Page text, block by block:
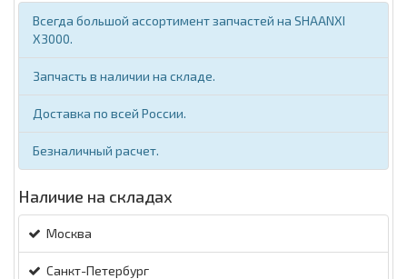
Всегда большой ассортимент запчастей на SHAANXI
X3000.
Запчасть в наличии на складе.
Доставка по всей России.
Безналичный расчет.
Наличие на складах
Москва
Санкт-Петербург